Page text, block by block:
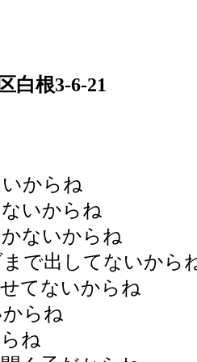
白根3-6-21
からね
いからね
ないからね
で出してないから
てないからね
らね
ね